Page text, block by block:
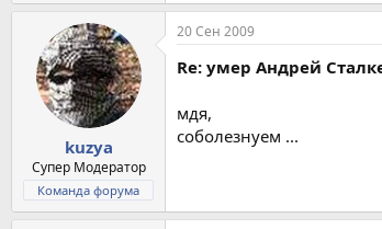
kuzya
Супер Модератор
Команда форума
20 Сен 2009
Re: умер Андрей
мдя,
соболезнуем ...